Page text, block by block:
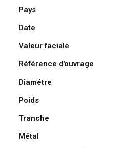
Euros
500ème
Anniversaire
Raphaël
Pays
Date
Valeur faciale
Référence d'ouvrage
Diamétre
Poids
Tranche
Métal